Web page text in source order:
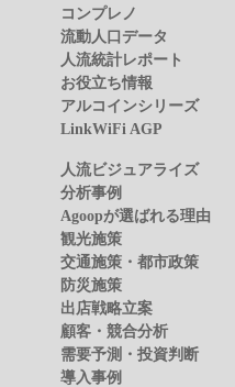
コンプレノ
流動人口データ
人流統計レポート
お役立ち情報
アルコインシリーズ
LinkWiFi AGP
人流ビジュアライズ
分析事例
Agoopが選ばれる理由
観光施策
交通施策・都市政策
防災施策
出店戦略立案
顧客・競合分析
需要予測・投資判断
導入事例